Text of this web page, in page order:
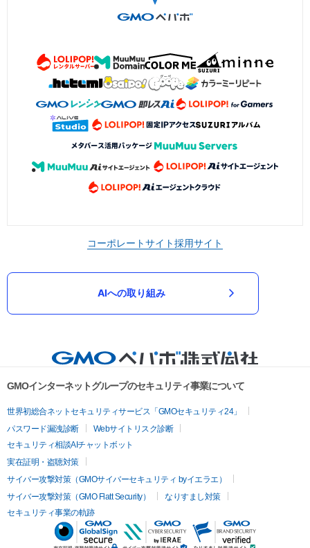
コーポレートサイト採用サイト
AIへの取り組み
GMOインターネットグループのセキュリティ事業について
世界初総合ネットセキュリティサービス「GMOセキュリティ24」
パスワード漏洩診断
Webサイトリスク診断
セキュリティ相談AIチャットボット
実在証明・盗聴対策
サイバー攻撃対策（GMOサイバーセキュリティ byイエラエ）
サイバー攻撃対策（GMO Flatt Security）
なりすまし対策
セキュリティ事業の軌跡